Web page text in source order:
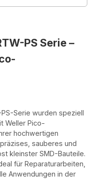
PS Serie –
Serie wurden speziell
Weller Pico-
hochwertigen
sauberes und
kleinster SMD-Bauteile.
für Reparaturarbeiten,
Anwendungen in der